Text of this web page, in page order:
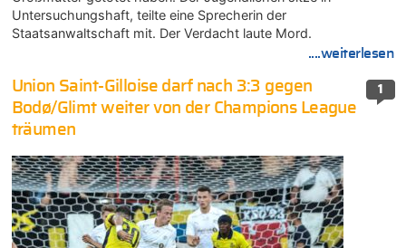
Untersuchungshaft, teilte eine Sprecherin der
Staatsanwaltschaft mit. Der Verdacht laute Mord.
....weiterlesen
1
Union Saint-Gilloise darf nach 3:3 gegen
Bodø/Glimt weiter von der Champions League
träumen